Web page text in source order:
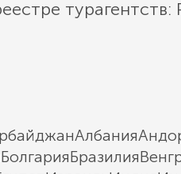
турагентств:
Албания
БолгарияБразилия